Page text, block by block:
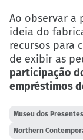
Ao observar a
ideia do
recursos para
de exibir as
participação
empréstimos
Museu dos
Northern